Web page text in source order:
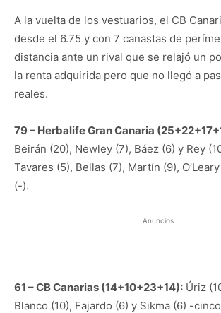
A la vuelta de los vestuarios, el CB
desde el 6.75 y con 7 canastas de
distancia ante un rival que se relajó un
la renta adquirida pero que no llegó a
reales.
79 – Herbalife Gran Canaria
Beirán (20), Newley (7), Báez (6) y Rey
Tavares (5), Bellas (7), Martín (9),
(-).
Anuncios
61 – CB Canarias (14+10+23+14): Úriz
Blanco (10), Fajardo (6) y Sikma (6) -